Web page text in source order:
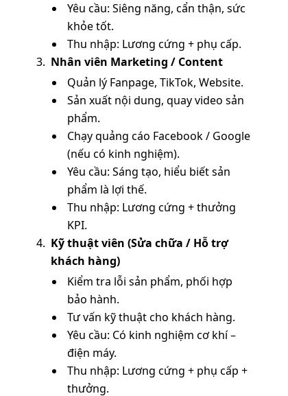
Yêu cầu: Siêng năng, cẩn thận, sức
khỏe tốt.
Thu nhập: Lương cứng + phụ cấp.
Nhân viên Marketing / Content
Quản lý Fanpage, TikTok, Website.
Sản xuất nội dung, quay video sản
phẩm.
Chạy quảng cáo Facebook / Google
(nếu có kinh nghiệm).
Yêu cầu: Sáng tạo, hiểu biết sản
phẩm là lợi thế.
Thu nhập: Lương cứng + thưởng
KPI.
Kỹ thuật viên (Sửa chữa / Hỗ trợ
khách hàng)
Kiểm tra lỗi sản phẩm, phối hợp
bảo hành.
Tư vấn kỹ thuật cho khách hàng.
Yêu cầu: Có kinh nghiệm cơ khí –
điện máy.
Thu nhập: Lương cứng + phụ cấp +
thưởng.